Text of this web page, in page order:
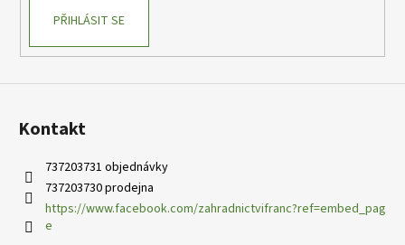
ý
p
PŘIHLÁSIT SE
Kontakt
737203731 objednávky
737203730 prodejna
https://www.facebook.com/zahradnictvifranc?ref=embed_pag
e